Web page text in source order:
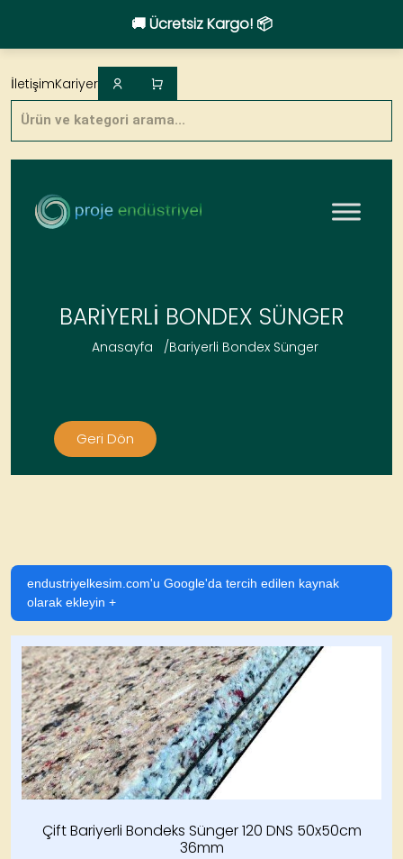
🚚 Ücretsiz Kargo! 📦
to
content
Products
search
İletişimKariyer
BARIYERLI BONDEX SÜNGER
Anasayfa /Bariyerli Bondex Sünger
Geri Dön
endustriyelkesim.com'u Google'da tercih edilen kaynak
olarak ekleyin +
Çift Bariyerli Bondeks Sünger 120 DNS 50x50cm
36mm